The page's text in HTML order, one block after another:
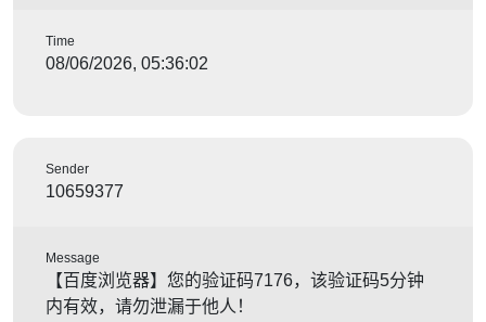
Time
08/06/2026, 05:36:02
Sender
10659377
Message
【百度浏览器】您的验证码7176，该验证码5分钟
内有效，请勿泄漏于他人！